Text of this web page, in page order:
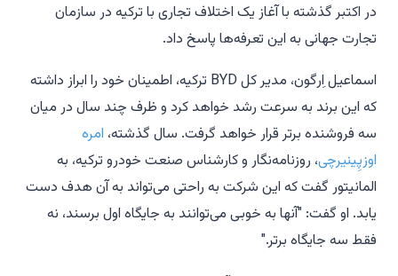
در اکتبر گذشته با آغاز یک اختلاف تجاری با ترکیه در سازمان
تجارت جهانی به این تعرفه‌ها پاسخ داد.
اسماعیل اِرگون، مدیر کل BYD ترکیه، اطمینان خود را ابراز داشته
که این برند به سرعت رشد خواهد کرد و ظرف چند سال در میان
سه فروشنده برتر قرار خواهد گرفت. سال گذشته، امره
اوزپِینیرچی، روزنامه‌نگار و کارشناس صنعت خودرو ترکیه، به
المانیتور گفت که این شرکت به راحتی می‌تواند به آن هدف دست
یابد. او گفت: "آنها به خوبی می‌توانند به جایگاه اول برسند، نه
فقط سه جایگاه برتر."